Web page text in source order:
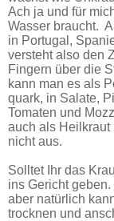
Ach ja und für
Wasser braucht.
in Portugal,
versteht also den
Fingern über die
kann man es als
quark, in Salate,
Tomaten und
auch als Heilkraut
nicht aus.
Solltet Ihr das
ins Gericht
aber natürlich
trocknen und